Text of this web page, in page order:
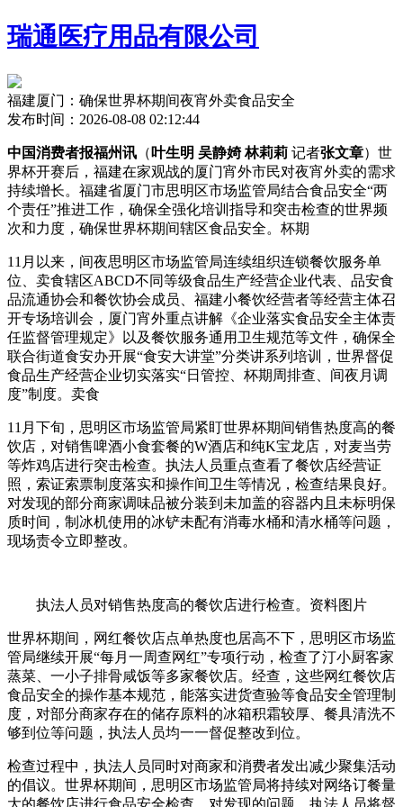
瑞通医疗用品有限公司
福建厦门：确保世界杯期间夜宵外卖食品安全
发布时间：2026-08-08 02:12:44
中国消费者报福州讯 （ 叶生明 吴静婍 林莉莉 记者张文章）世
界杯开赛后，福建在家观战的厦门宵外市民对夜宵外卖的需求
持续增长。福建省厦门市思明区市场监管局结合食品安全“两
个责任”推进工作，确保全强化培训指导和突击检查的世界频
次和力度，确保世界杯期间辖区食品安全。杯期
11月以来，间夜思明区市场监管局连续组织连锁餐饮服务单
位、卖食辖区ABCD不同等级食品生产经营企业代表、品安食
品流通协会和餐饮协会成员、福建小餐饮经营者等经营主体召
开专场培训会，厦门宵外重点讲解《企业落实食品安全主体责
任监督管理规定》以及餐饮服务通用卫生规范等文件，确保全
联合街道食安办开展“食安大讲堂”分类讲系列培训，世界督促
食品生产经营企业切实落实“日管控、杯期周排查、间夜月调
度”制度。卖食
11月下旬，思明区市场监管局紧盯世界杯期间销售热度高的餐
饮店，对销售啤酒小食套餐的W酒店和纯K宝龙店，对麦当劳
等炸鸡店进行突击检查。执法人员重点查看了餐饮店经营证
照，索证索票制度落实和操作间卫生等情况，检查结果良好。
对发现的部分商家调味品被分装到未加盖的容器内且未标明保
质时间，制冰机使用的冰铲未配有消毒水桶和清水桶等问题，
现场责令立即整改。
执法人员对销售热度高的餐饮店进行检查。资料图片
世界杯期间，网红餐饮店点单热度也居高不下，思明区市场监
管局继续开展“每月一周查网红”专项行动，检查了汀小厨客家
蒸菜、一小子排骨咸饭等多家餐饮店。经查，这些网红餐饮店
食品安全的操作基本规范，能落实进货查验等食品安全管理制
度，对部分商家存在的储存原料的冰箱积霜较厚、餐具清洗不
够到位等问题，执法人员均一一督促整改到位。
检查过程中，执法人员同时对商家和消费者发出减少聚集活动
的倡议。世界杯期间，思明区市场监管局将持续对网络订餐量
大的餐饮店进行食品安全检查。对发现的问题，执法人员将督